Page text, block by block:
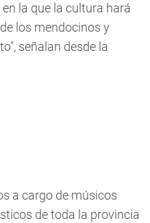
la que la cultura hará
los mendocinos y
señalan desde la
a cargo de músicos
de toda la provincia